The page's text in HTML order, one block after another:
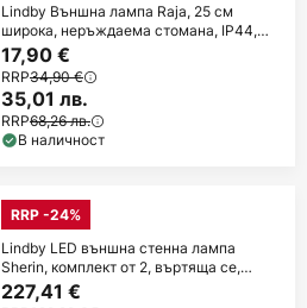
Lindby Външна лампа Raja, 25 см
широка, неръждаема стомана, IP44,
E27
17,90 €
RRP34,90 €
35,01 лв.
RRP68,26 лв.
В наличност
RRP -24%
Lindby LED външна стенна лампа
Sherin, комплект от 2, въртяща се,
сензорна
227,41 €